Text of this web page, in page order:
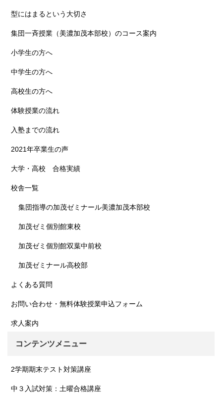
型にはまるという大切さ
集団一斉授業（美濃加茂本部校）のコース案内
小学生の方へ
中学生の方へ
高校生の方へ
体験授業の流れ
入塾までの流れ
2021年卒業生の声
大学・高校 合格実績
校舎一覧
集団指導の加茂ゼミナール美濃加茂本部校
加茂ゼミ個別館東校
加茂ゼミ個別館双葉中前校
加茂ゼミナール高校部
よくある質問
お問い合わせ・無料体験授業申込フォーム
求人案内
コンテンツメニュー
2学期期末テスト対策講座
中３入試対策：土曜合格講座